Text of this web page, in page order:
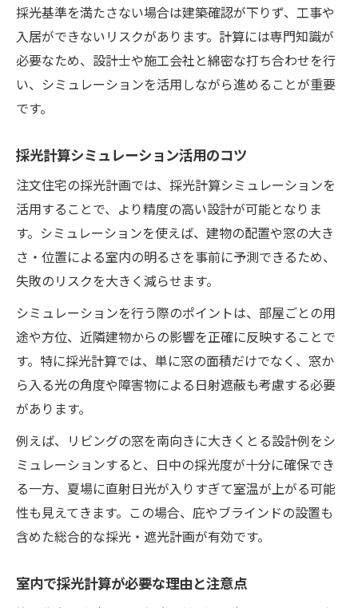
採光基準を満たさない場合は建築確認が下りず、工事や
入居ができないリスクがあります。計算には専門知識が
必要なため、設計士や施工会社と綿密な打ち合わせを行
い、シミュレーションを活用しながら進めることが重要
です。
採光計算シミュレーション活用のコツ
注文住宅の採光計画では、採光計算シミュレーションを
活用することで、より精度の高い設計が可能となりま
す。シミュレーションを使えば、建物の配置や窓の大き
さ・位置による室内の明るさを事前に予測できるため、
失敗のリスクを大きく減らせます。
シミュレーションを行う際のポイントは、部屋ごとの用
途や方位、近隣建物からの影響を正確に反映することで
す。特に採光計算では、単に窓の面積だけでなく、窓か
ら入る光の角度や障害物による日射遮蔽も考慮する必要
があります。
例えば、リビングの窓を南向きに大きくとる設計例をシ
ミュレーションすると、日中の採光度が十分に確保でき
る一方、夏場に直射日光が入りすぎて室温が上がる可能
性も見えてきます。この場合、庇やブラインドの設置も
含めた総合的な採光・遮光計画が有効です。
室内で採光計算が必要な理由と注意点